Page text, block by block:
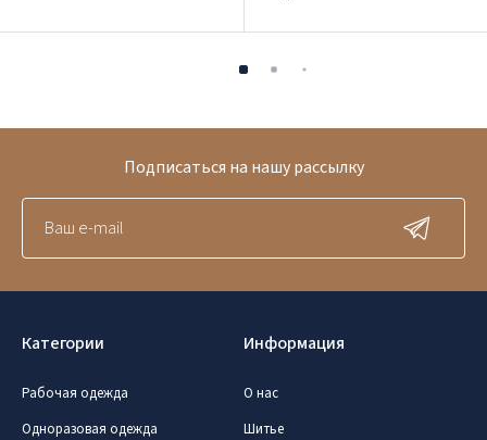
Категории
Рабочая одежда
Одноразовая одежда
Информация
О нас
Шитье
Подписаться на нашу рассылку